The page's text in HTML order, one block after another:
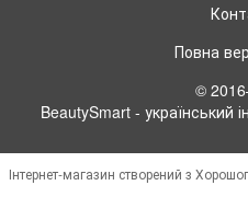
Повна
©
BeautySmart - український
Інтернет-магазин створений з